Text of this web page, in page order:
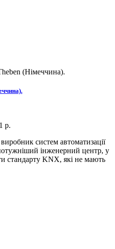
(Німеччина).
р.
систем автоматизації
інженерний центр, у
стандарту KNX, які не мають